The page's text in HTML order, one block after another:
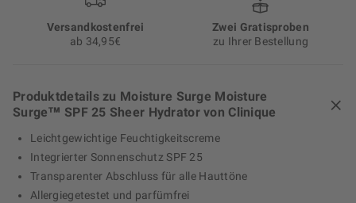
Versand­kosten­frei
ab 34,95€
Zwei Gratisproben
zu Ihrer Bestellung
Produktdetails zu Moisture Surge Moisture
Surge™ SPF 25 Sheer Hydrator von Clinique
Leichtgewichtige Feuchtigkeitscreme
Integrierter Sonnenschutz SPF 25
Transparenter Abschluss für alle Hauttöne
Allergiegetestet und parfümfrei